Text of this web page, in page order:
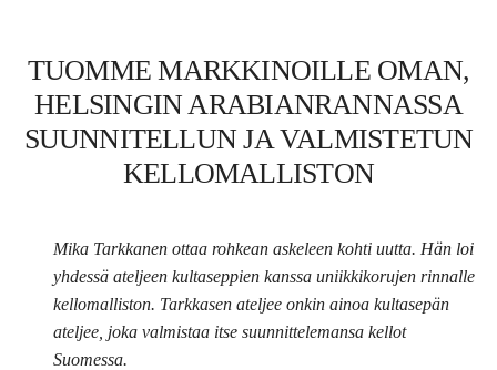
TUOMME MARKKINOILLE OMAN,
HELSINGIN ARABIANRANNASSA
SUUNNITELLUN JA VALMISTETUN
KELLOMALLISTON
Mika Tarkkanen ottaa rohkean askeleen kohti uutta. Hän loi
yhdessä ateljeen kultaseppien kanssa uniikkikorujen rinnalle
kellomalliston. Tarkkasen ateljee onkin ainoa kultasepän
ateljee, joka valmistaa itse suunnittelemansa kellot
Suomessa.